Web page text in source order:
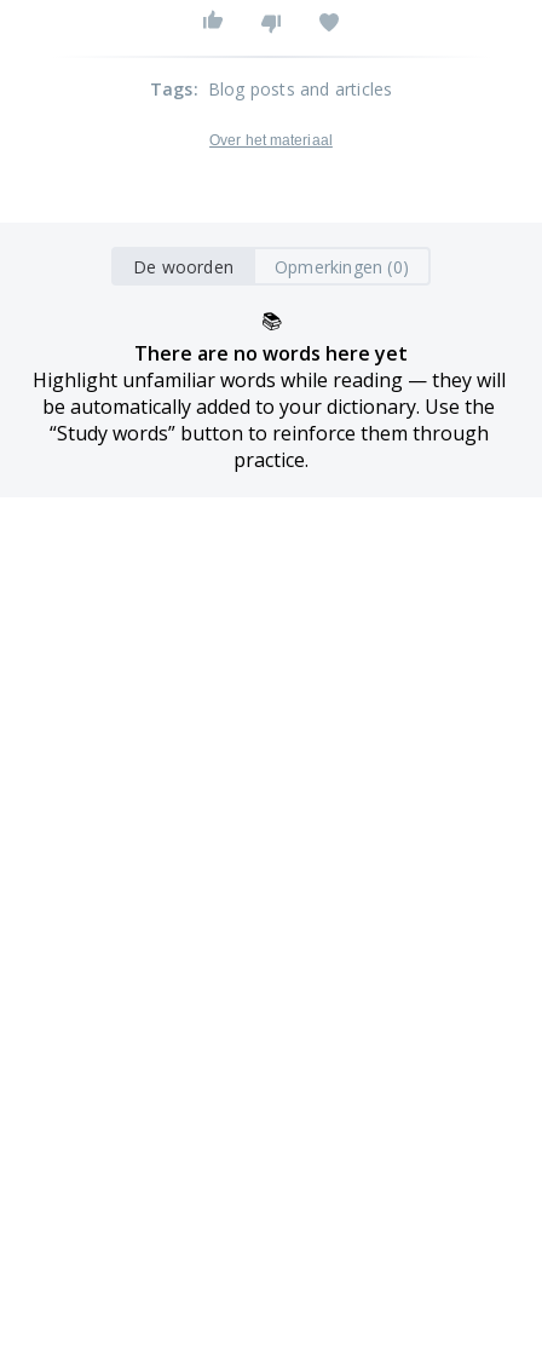
Tags: Blog posts and articles
Over het materiaal
De woorden Opmerkingen (0)
📚
There are no words here yet
Highlight unfamiliar words while reading — they will
be automatically added to your dictionary. Use the
“Study words” button to reinforce them through
practice.